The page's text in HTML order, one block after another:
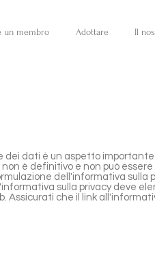
un membro Adottare Il
dei dati è un aspetto
è definitivo e non può essere
dell'informativa sulla
sulla privacy deve
Assicurati che il link